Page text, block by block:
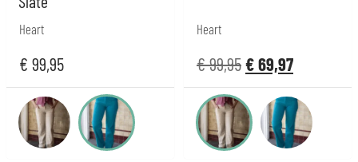
Heart
€ 99,95
Heart
€99,95€69,97